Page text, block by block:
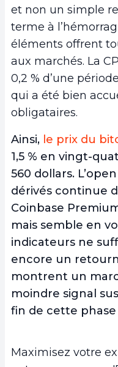
et non un simple
terme à
éléments offrent
aux marchés. La
0,2 % d’une
qui a été bien
obligataires.
Ainsi, le prix du
1,5 % en vingt-
560 dollars.
dérivés continue
Coinbase
mais semble en
indicateurs ne
encore un
montrent un
moindre signal
fin de cette phase
Maximisez votre